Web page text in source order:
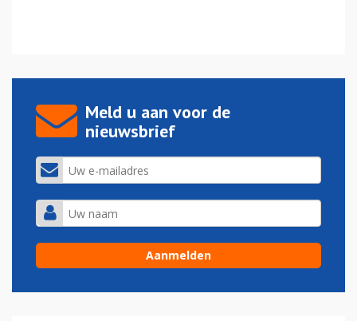
Meld u aan voor de
nieuwsbrief